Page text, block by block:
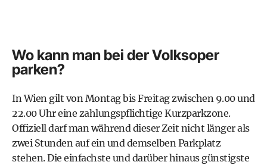
Wo kann man bei der Volksoper
parken?
In Wien gilt von Montag bis Freitag zwischen 9.00 und
22.00 Uhr eine zahlungspflichtige Kurzparkzone.
Offiziell darf man während dieser Zeit nicht länger als
zwei Stunden auf ein und demselben Parkplatz
stehen. Die einfachste und darüber hinaus günstigste